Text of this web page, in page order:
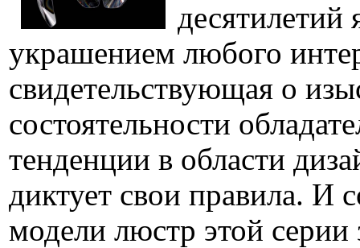
десятилетий
украшением любого
свидетельствующая о
состоятельности
тенденции в области
диктует свои правила. И
модели люстр этой серии